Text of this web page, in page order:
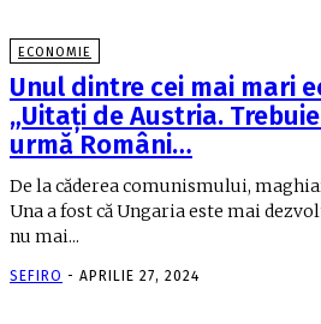
ECONOMIE
Unul dintre cei mai mari
„Uitaţi de Austria.
urmă Români…
De la căderea comunismului,
Una a fost că Ungaria este mai
nu mai...
SEFIRO - APRILIE 27, 2024